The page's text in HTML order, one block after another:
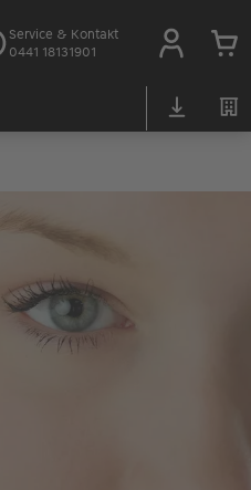
Service & Kontakt
0441 18131901